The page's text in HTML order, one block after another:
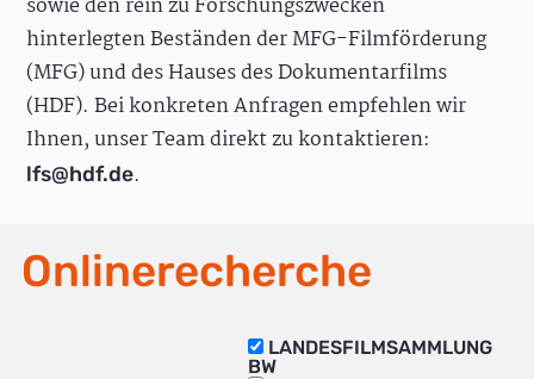
hinterlegten Beständen der MFG-Filmförderung
(MFG) und des Hauses des Dokumentarfilms
(HDF). Bei konkreten Anfragen empfehlen wir
Ihnen, unser Team direkt zu kontaktieren:
lfs@hdf.de.
Onlinerecherche
LANDESFILMSAMMLUNG
BW